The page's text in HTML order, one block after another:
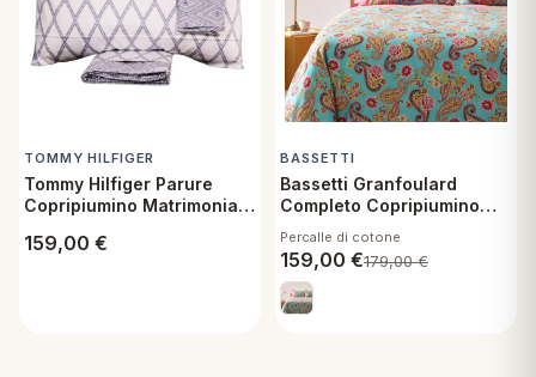
TOMMY HILFIGER
Tommy Hilfiger Parure
Copripiumino Matrimoniale
Navy
159,00 €
BASSETTI
Bassetti Granfoulard
Completo Copripiumino
Percalle Rapallo T1
Percalle di cotone
159,00 €179,00€